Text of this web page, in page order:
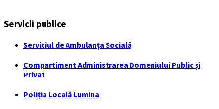
Servicii publice
Serviciul de Ambulanța Socială
Compartiment Administrarea Domeniului Public și
Privat
Poliția Locală Lumina